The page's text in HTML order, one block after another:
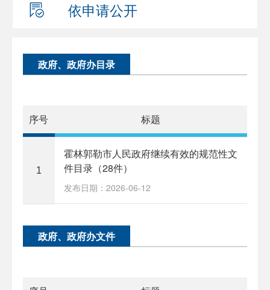
依申请公开
政府、政府办目录
序号 标题
1
霍林郭勒市人民政府继续有效的规范性文
件目录（28件）
发布日期：2026-06-12
政府、政府办文件